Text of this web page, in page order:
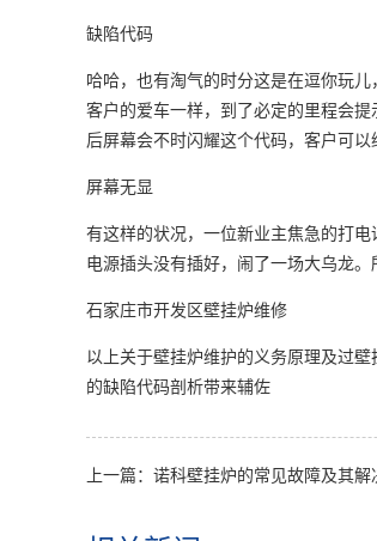
缺陷代码
哈哈，也有淘气的时分这是在逗你玩
客户的爱车一样，到了必定的里程会
后屏幕会不时闪耀这个代码，客户可
屏幕无显
有这样的状况，一位新业主焦急的打
电源插头没有插好，闹了一场大乌龙
石家庄市开发区壁挂炉维修
以上关于壁挂炉维护的义务原理及过
的缺陷代码剖析带来辅佐
上一篇：诺科壁挂炉的常见故障及其解